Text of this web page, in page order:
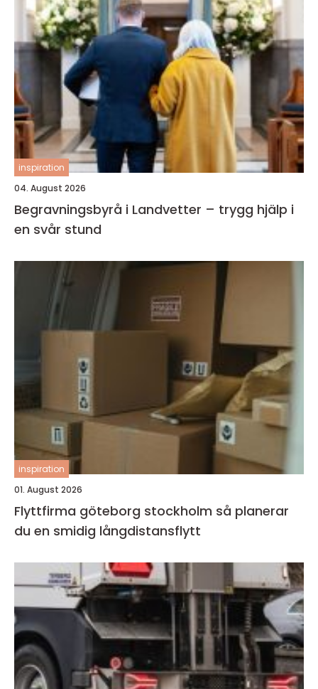
inspiration
04. August 2026
Begravningsbyrå i Landvetter – trygg hjälp i
en svår stund
inspiration
01. August 2026
Flyttfirma göteborg stockholm så planerar
du en smidig långdistansflytt